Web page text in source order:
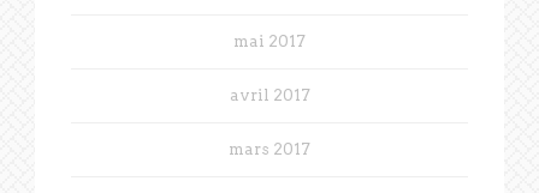
mai 2017
avril 2017
mars 2017